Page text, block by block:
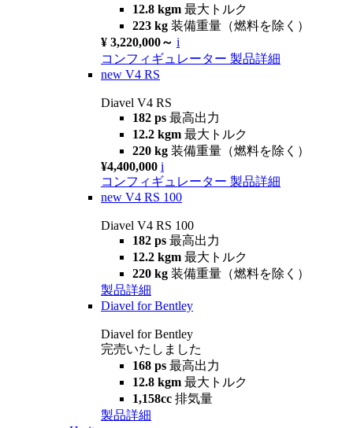
12.8 kgm 最大トルク
223 kg 装備重量（燃料を除く）
¥ 3,220,000～ i
コンフィギュレーター 製品詳細
new V4 RS
Diavel V4 RS
182 ps 最高出力
12.2 kgm 最大トルク
220 kg 装備重量（燃料を除く）
¥4,400,000 i
コンフィギュレーター 製品詳細
new V4 RS 100
Diavel V4 RS 100
182 ps 最高出力
12.2 kgm 最大トルク
220 kg 装備重量（燃料を除く）
製品詳細
Diavel for Bentley
Diavel for Bentley
完売いたしました
168 ps 最高出力
12.8 kgm 最大トルク
1,158cc 排気量
製品詳細